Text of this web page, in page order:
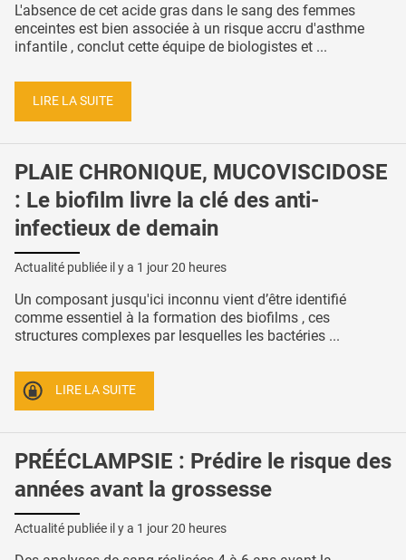
L'absence de cet acide gras dans le sang des femmes
enceintes est bien associée à un risque accru d'asthme
infantile , conclut cette équipe de biologistes et ...
LIRE LA SUITE
PLAIE CHRONIQUE, MUCOVISCIDOSE
: Le biofilm livre la clé des anti-
infectieux de demain
Actualité publiée il y a 1 jour 20 heures
Un composant jusqu'ici inconnu vient d’être identifié
comme essentiel à la formation des biofilms , ces
structures complexes par lesquelles les bactéries ...
LIRE LA SUITE
PRÉÉCLAMPSIE : Prédire le risque des
années avant la grossesse
Actualité publiée il y a 1 jour 20 heures